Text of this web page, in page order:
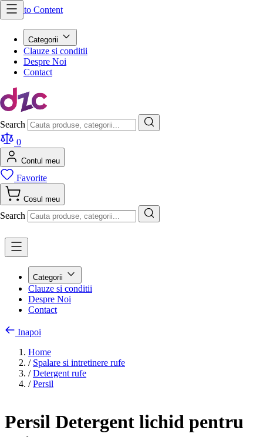
Skip to Content
Categorii
Clauze si conditii
Despre Noi
Contact
Search
0
Contul meu
Favorite
Cosul meu
Search
Categorii
Clauze si conditii
Despre Noi
Contact
Inapoi
Home
/ Spalare si intretinere rufe
/ Detergent rufe
/ Persil
Persil Detergent lichid pentru